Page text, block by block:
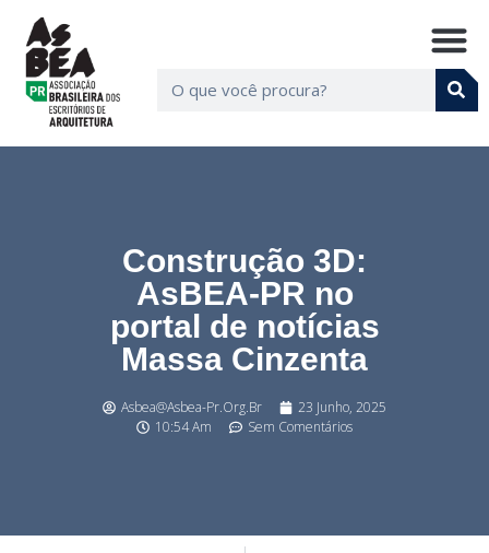
Construção 3D:
AsBEA-PR no
portal de notícias
Massa Cinzenta
Asbea@asbea-Pr.org.br
23 Junho, 2025
10:54 Am
Sem Comentários